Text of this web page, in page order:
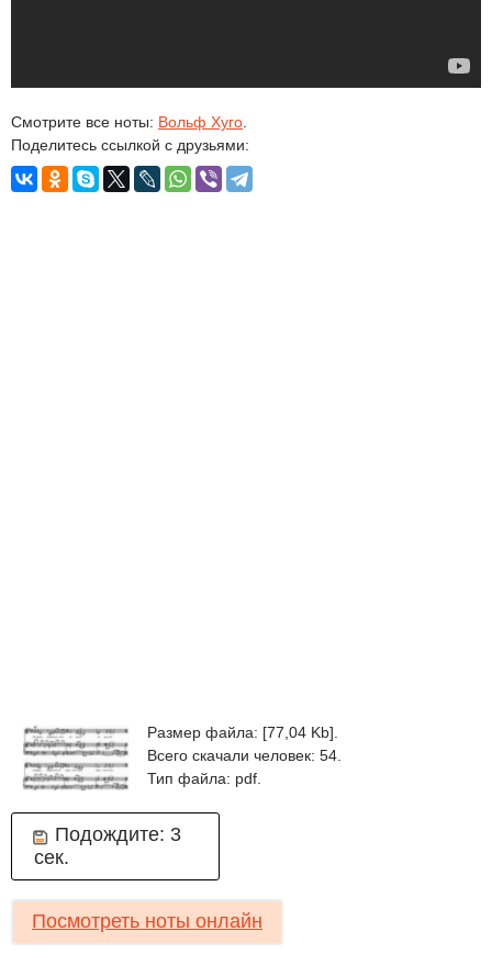
Смотрите все ноты: Вольф Хуго
Поделитесь ссылкой с друзьями:
Размер файла: [77,04 Kb].
Всего скачали человек: 54.
Тип файла: pdf.
Подождите: 3
сек.
Посмотреть ноты онлайн